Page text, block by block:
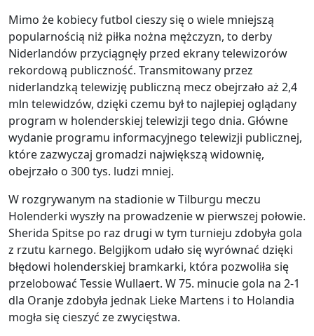
Mimo że kobiecy futbol cieszy się o wiele mniejszą
popularnością niż piłka nożna mężczyzn, to derby
Niderlandów przyciągnęły przed ekrany telewizorów
rekordową publiczność. Transmitowany przez
niderlandzką telewizję publiczną mecz obejrzało aż 2,4
mln telewidzów, dzięki czemu był to najlepiej oglądany
program w holenderskiej telewizji tego dnia. Główne
wydanie programu informacyjnego telewizji publicznej,
które zazwyczaj gromadzi największą widownię,
obejrzało o 300 tys. ludzi mniej.
W rozgrywanym na stadionie w Tilburgu meczu
Holenderki wyszły na prowadzenie w pierwszej połowie.
Sherida Spitse po raz drugi w tym turnieju zdobyła gola
z rzutu karnego. Belgijkom udało się wyrównać dzięki
błędowi holenderskiej bramkarki, która pozwoliła się
przelobować Tessie Wullaert. W 75. minucie gola na 2-1
dla Oranje zdobyła jednak Lieke Martens i to Holandia
mogła się cieszyć ze zwycięstwa.